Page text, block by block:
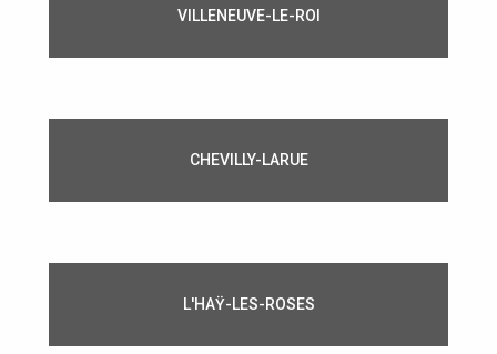
VILLENEUVE-LE-ROI
CHEVILLY-LARUE
L'HAŸ-LES-ROSES